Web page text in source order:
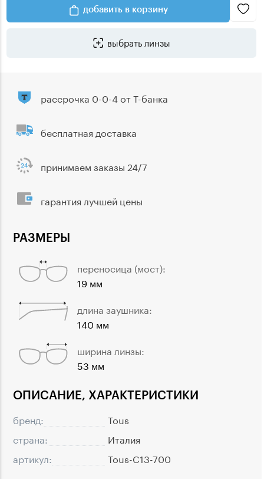
добавить в корзину
выбрать линзы
ОПИСАНИЕ, ХАРАКТЕРИСТИКИ
бренд:
Tous
страна:
Италия
артикул:
Tous-C13-700
РАЗМЕРЫ
переносица (мост):
19 мм
длина заушника:
140 мм
ширина линзы:
53 мм
рассрочка 0-0-4 от Т-банка
бесплатная доставка
принимаем заказы 24/7
гарантия лучшей цены